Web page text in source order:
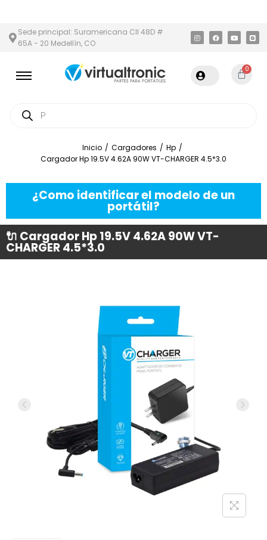
Sede principal: Suramericana Cll 48D #
65A - 20 Medellín, CO
0
Inicio / Cargadores / Hp /
Cargador Hp 19.5V 4.62A 90W VT-CHARGER 4.5*3.0
¿Como identificar el modelo de un
portátil?
🔌 Cargador Hp 19.5V 4.62A 90W VT-
CHARGER 4.5*3.0